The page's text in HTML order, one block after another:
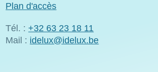
Plan d'accès
Tél. : +32 63 23 18 11
Mail : idelux@idelux.be